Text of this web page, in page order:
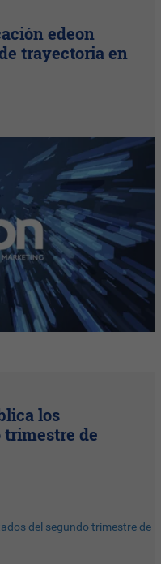
edeon
trayectoria en
los
trimestre de